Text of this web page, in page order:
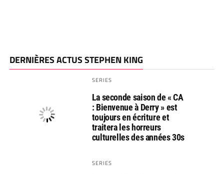
DERNIÈRES ACTUS STEPHEN KING
SERIES
La seconde saison de « CA
: Bienvenue à Derry » est
toujours en écriture et
traitera les horreurs
culturelles des années 30s
SERIES